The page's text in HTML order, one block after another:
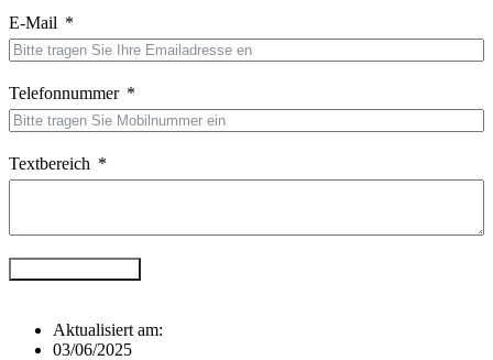
E-Mail
Telefonnummer
Textbereich
Aktualisiert am:
03/06/2025